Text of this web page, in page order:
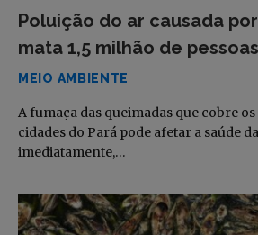
Poluição do ar causada
mata 1,5 milhão de
MEIO AMBIENTE
A fumaça das queimadas que cobre
cidades do Pará pode afetar a saúde
imediatamente,…